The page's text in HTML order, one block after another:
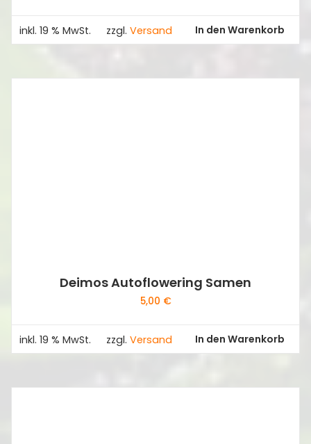
inkl. 19 % MwSt. zzgl. Versand In den Warenkorb
Deimos Autoflowering Samen
5,00 €
inkl. 19 % MwSt. zzgl. Versand In den Warenkorb